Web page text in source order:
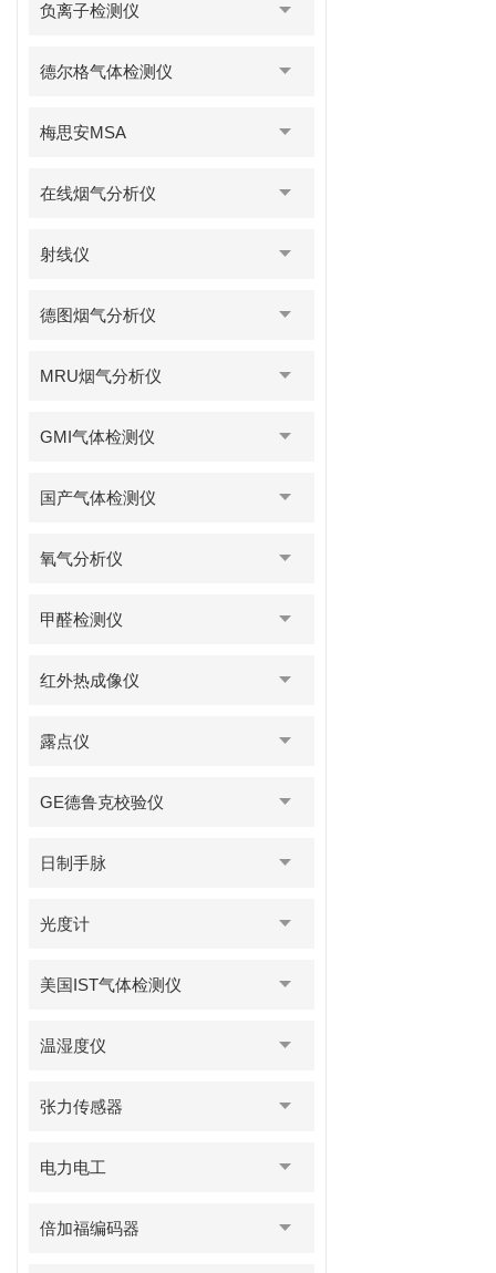
负离子检测仪
德尔格气体检测仪
梅思安MSA
在线烟气分析仪
射线仪
德图烟气分析仪
MRU烟气分析仪
GMI气体检测仪
国产气体检测仪
氧气分析仪
甲醛检测仪
红外热成像仪
露点仪
GE德鲁克校验仪
日制手脉
光度计
美国IST气体检测仪
温湿度仪
张力传感器
电力电工
倍加福编码器